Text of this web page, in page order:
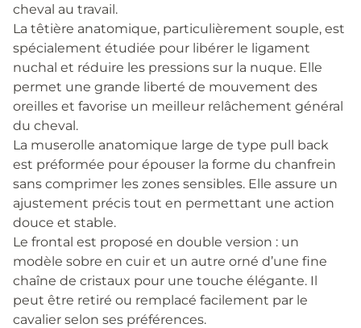
cheval au travail.
La têtière anatomique, particulièrement souple, est
spécialement étudiée pour libérer le ligament
nuchal et réduire les pressions sur la nuque. Elle
permet une grande liberté de mouvement des
oreilles et favorise un meilleur relâchement général
du cheval.
La muserolle anatomique large de type pull back
est préformée pour épouser la forme du chanfrein
sans comprimer les zones sensibles. Elle assure un
ajustement précis tout en permettant une action
douce et stable.
Le frontal est proposé en double version : un
modèle sobre en cuir et un autre orné d’une fine
chaîne de cristaux pour une touche élégante. Il
peut être retiré ou remplacé facilement par le
cavalier selon ses préférences.